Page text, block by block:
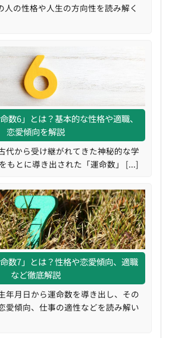
人の性格や人生の方向性を読み解く
数6」とは？基本的な性格や適職、
恋愛傾向を解説
代から受け継がれてきた神秘的な学
もとに導き出された「運命数」 [...]
数7」とは？性格や恋愛傾向、適職
など徹底解説
年月日から運命数を導き出し、その
愛傾向、仕事の適性などを読み解い